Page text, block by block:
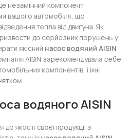
незамінний компонент
вашого автомобіля, що
тепла від двигуна. Як
до серйозних порушень у
якісний насос водяний AISIN
AISIN зарекомендувала себе
компонентів, і їхні
водяного AISIN
якості своєї продукції з